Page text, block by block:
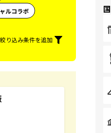
ルコラボ
絞り込み条件を追加